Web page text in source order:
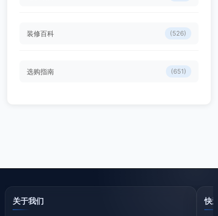
装修百科 (526)
选购指南 (651)
关于我们 快